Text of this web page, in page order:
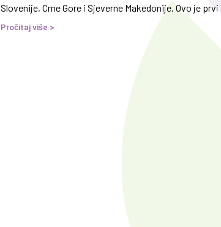
Slovenije, Crne Gore i Sjeverne Makedonije. Ovo je
Pročitaj više >